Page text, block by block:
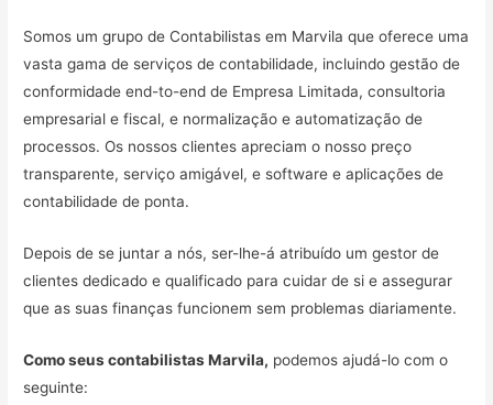
Somos um grupo de Contabilistas em Marvila que oferece uma
vasta gama de serviços de contabilidade, incluindo gestão de
conformidade end-to-end de Empresa Limitada, consultoria
empresarial e fiscal, e normalização e automatização de
processos. Os nossos clientes apreciam o nosso preço
transparente, serviço amigável, e software e aplicações de
contabilidade de ponta.
Depois de se juntar a nós, ser-lhe-á atribuído um gestor de
clientes dedicado e qualificado para cuidar de si e assegurar
que as suas finanças funcionem sem problemas diariamente.
Como seus contabilistas Marvila, podemos ajudá-lo com o
seguinte: